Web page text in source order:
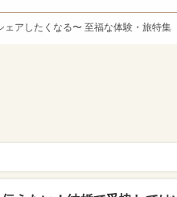
ェアしたくなる〜 至福な体験・旅特集